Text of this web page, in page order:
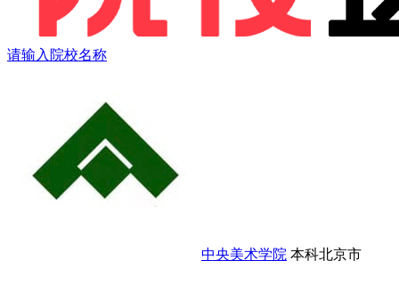
请输入院校名称
中央美术学院 本科北京市